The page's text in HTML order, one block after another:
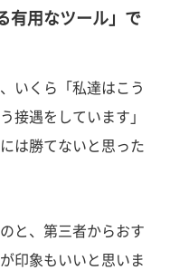
有用なツール」で
いくら「私達はこう
接遇をしています」
は勝てないと思った
と、第三者からおす
印象もいいと思いま